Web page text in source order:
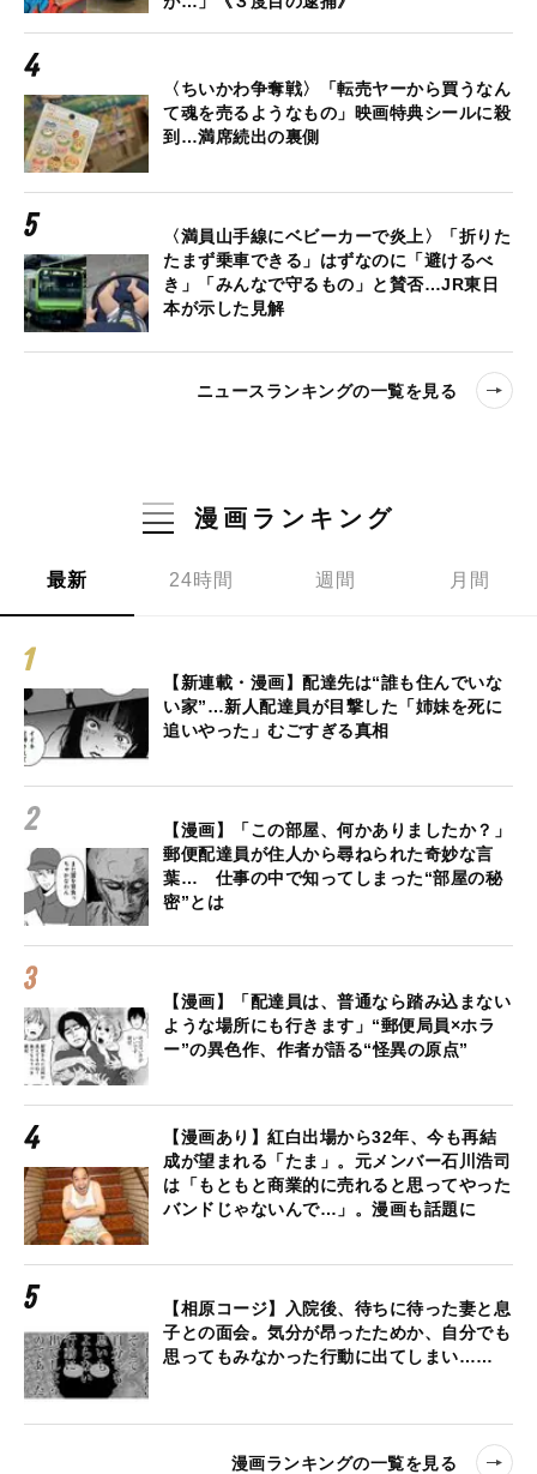
〈ちいかわ争奪戦〉「転売ヤーから買うなん
て魂を売るようなもの」映画特典シールに殺
到…満席続出の裏側
〈満員山手線にベビーカーで炎上〉「折りた
たまず乗車できる」はずなのに「避けるべ
き」「みんなで守るもの」と賛否…JR東日
本が示した見解
ニュースランキングの一覧を見る
漫画ランキング
最新 24時間 週間 月間
【新連載・漫画】配達先は“誰も住んでいな
い家”…新人配達員が目撃した「姉妹を死に
追いやった」むごすぎる真相
【漫画】「この部屋、何かありましたか？」
郵便配達員が住人から尋ねられた奇妙な言
葉… 仕事の中で知ってしまった“部屋の秘
密”とは
【漫画】「配達員は、普通なら踏み込まない
ような場所にも行きます」“郵便局員×ホラ
ー”の異色作、作者が語る“怪異の原点”
【漫画あり】紅白出場から32年、今も再結
成が望まれる「たま」。元メンバー石川浩司
は「もともと商業的に売れると思ってやった
バンドじゃないんで…」。漫画も話題に
【相原コージ】入院後、待ちに待った妻と息
子との面会。気分が昂ったためか、自分でも
思ってもみなかった行動に出てしまい……
漫画ランキングの一覧を見る